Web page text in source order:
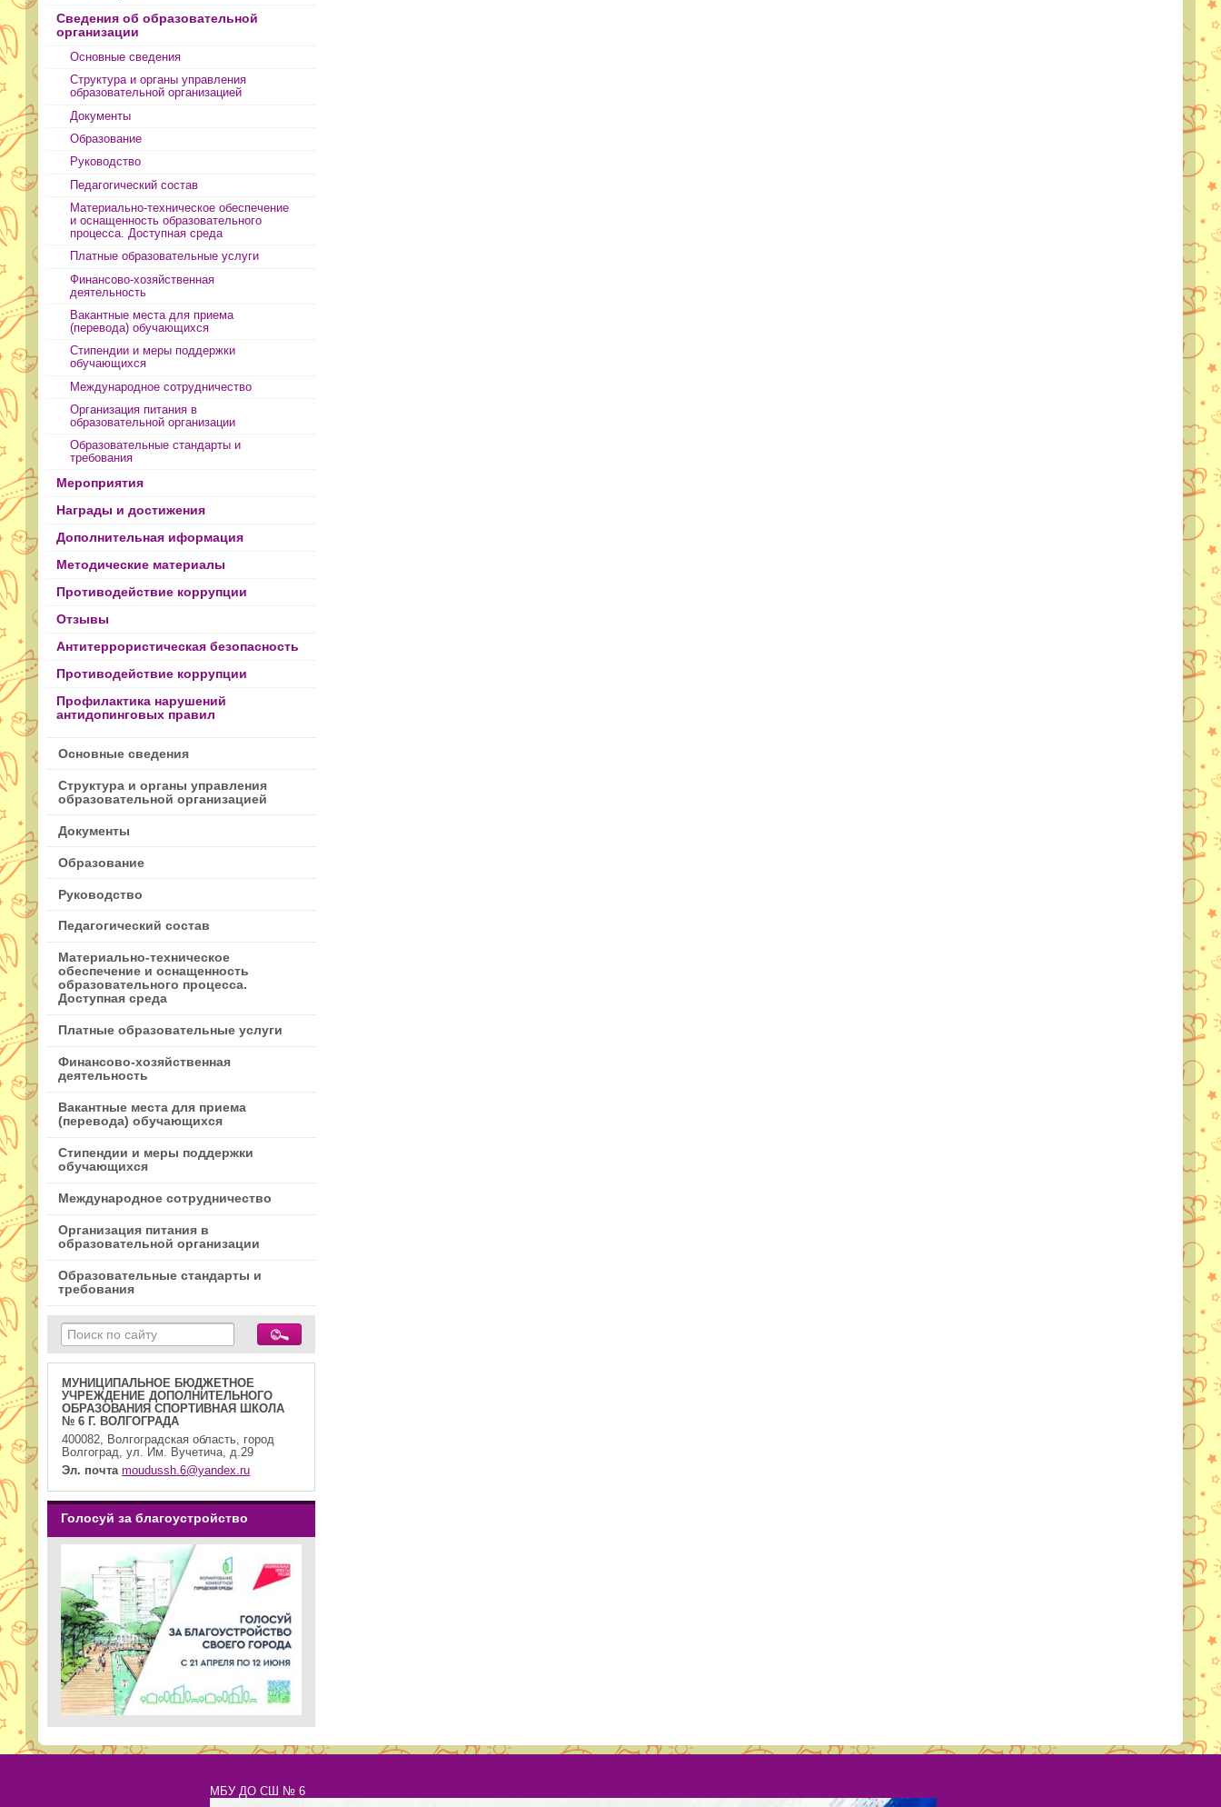
Сведения об образовательной
организации
Основные сведения
Структура и органы управления
образовательной организацией
Документы
Образование
Руководство
Педагогический состав
Материально-техническое обеспечение
и оснащенность образовательного
процесса. Доступная среда
Платные образовательные услуги
Финансово-хозяйственная
деятельность
Вакантные места для приема
(перевода) обучающихся
Стипендии и меры поддержки
обучающихся
Международное сотрудничество
Организация питания в
образовательной организации
Образовательные стандарты и
требования
Мероприятия
Награды и достижения
Дополнительная иформация
Методические материалы
Противодействие коррупции
Отзывы
Антитеррористическая безопасность
Противодействие коррупции
Профилактика нарушений
антидопинговых правил
Основные сведения
Структура и органы управления
образовательной организацией
Документы
Образование
Руководство
Педагогический состав
Материально-техническое
обеспечение и оснащенность
образовательного процесса.
Доступная среда
Платные образовательные услуги
Финансово-хозяйственная
деятельность
Вакантные места для приема
(перевода) обучающихся
Стипендии и меры поддержки
обучающихся
Международное сотрудничество
Организация питания в
образовательной организации
Образовательные стандарты и
требования
МУНИЦИПАЛЬНОЕ БЮДЖЕТНОЕ
УЧРЕЖДЕНИЕ ДОПОЛНИТЕЛЬНОГО
ОБРАЗОВАНИЯ СПОРТИВНАЯ ШКОЛА
№ 6 Г. ВОЛГОГРАДА
400082, Волгоградская область, город
Волгоград, ул. Им. Вучетича, д.29
Эл. почта moudussh.6@yandex.ru
Голосуй за благоустройство
МБУ ДО СШ № 6